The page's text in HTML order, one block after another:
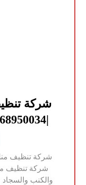
شركة
|0568950034| خدمات التنظيف
شركة تنظيف
شركة تنظيف
والكنب والسجاد